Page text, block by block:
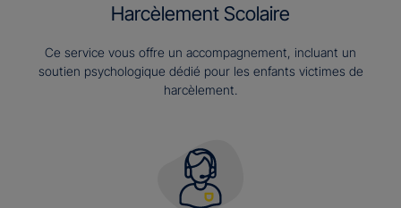
Harcèlement Scolaire
Ce service vous offre un accompagnement, incluant un
soutien psychologique dédié pour les enfants victimes de
harcèlement.